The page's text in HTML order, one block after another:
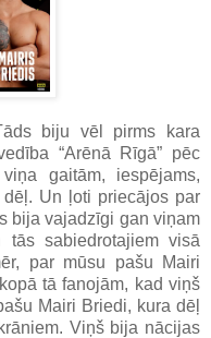
biju vēl pirms kara
“Arēnā Rīgā” pēc
gaitām, iespējams,
Un ļoti priecājos par
bija vajadzīgi gan viņam
sabiedrotajiem visā
par mūsu pašu Mairi
tā fanojām, kad viņš
Mairi Briedi, kura dēļ
Viņš bija nācijas